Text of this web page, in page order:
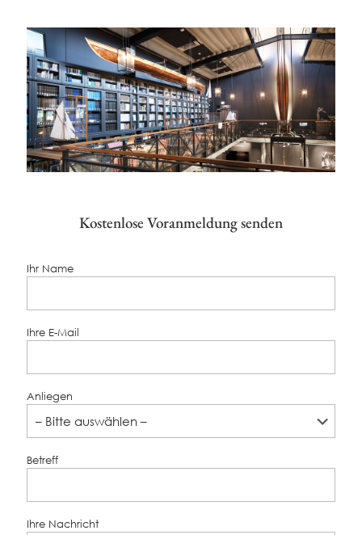
Kostenlose Voranmeldung senden
Ihr Name
Ihre E-Mail
Anliegen
Betreff
Ihre Nachricht